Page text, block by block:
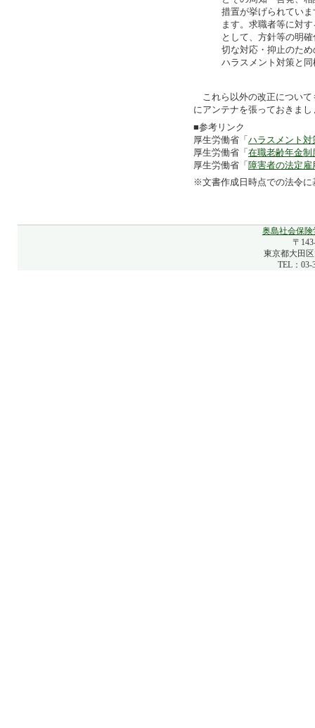
措置が挙げられてい
ます。求職者等に対
として、方針等の明
切な対応・抑止のた
ハラスメント対策と
これら以外の改正について
にアンテナを張っておきまし
■参考リンク
厚生労働省「ハラスメント
厚生労働省「在職老齢年金
厚生労働省「障害者の法定
※文書作成日時点での法令
奥島社会保
〒
東京都大田
TEL：03-